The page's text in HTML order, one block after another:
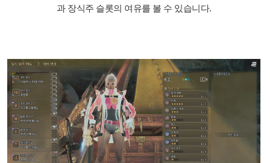
과 장식주 슬롯의 여유를 볼 수 있습니다.